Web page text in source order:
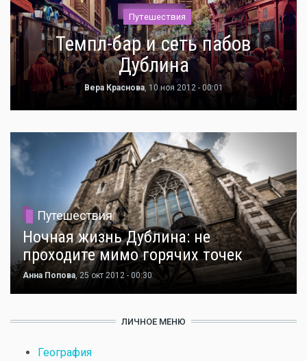
Путешествия
Темпл-бар и сеть пабов
Дублина
Вера Краснова, 10 ноя 2012 - 00:01
Путешествия
Ночная жизнь Дублина: не
проходите мимо горячих точек
Анна Попова, 25 окт 2012 - 00:30
ЛИЧНОЕ МЕНЮ
География